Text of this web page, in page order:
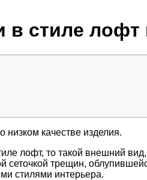
стиле лофт
низком качестве изделия.
лофт, то такой внешний
трещин,
стилями интерьера.